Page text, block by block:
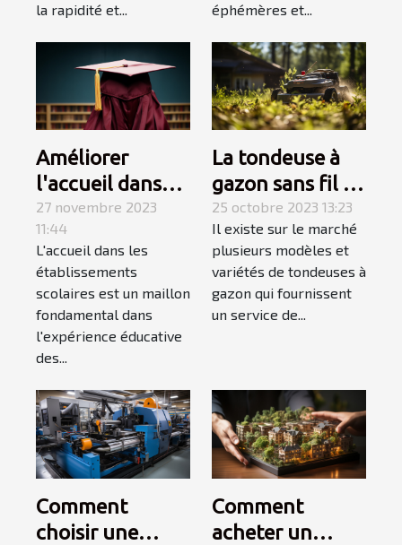
la rapidité et...
éphémères et...
Améliorer
l'accueil dans
les
établissements
scolaires
27 novembre 2023
11:44
L'accueil dans les
établissements
scolaires est un maillon
fondamental dans
l'expérience éducative
des...
La tondeuse à
gazon sans fil :
allons à sa
découverte
25 octobre 2023 13:23
Il existe sur le marché
plusieurs modèles et
variétés de tondeuses à
gazon qui fournissent
un service de...
Comment
choisir une
Comment
acheter un